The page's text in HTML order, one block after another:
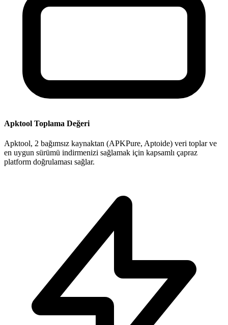
Apktool Toplama Değeri
Apktool, 2 bağımsız kaynaktan (APKPure, Aptoide) veri toplar ve
en uygun sürümü indirmenizi sağlamak için kapsamlı çapraz
platform doğrulaması sağlar.